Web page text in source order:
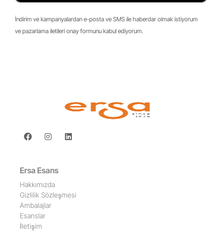
İndirim ve kampanyalardan e-posta ve SMS ile haberdar olmak istiyorum
ve pazarlama iletileri onay formunu kabul ediyorum.
Ersa Esans
Hakkımızda
Gizlilik Sözleşmesi
Ambalajlar
Esanslar
İletişim